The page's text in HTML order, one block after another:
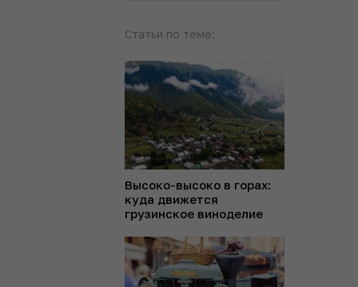
Статьи по теме:
Высоко-высоко в горах:
куда движется
грузинское виноделие